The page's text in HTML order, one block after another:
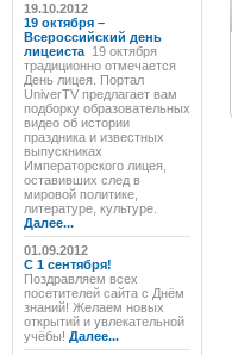
19.10.2012
19 октября –
Всероссийский день
лицеиста 19 октября
традиционно отмечается
День лицея. Портал
UniverTV предлагает вам
подборку образовательных
видео об истории
праздника и известных
выпускниках
Императорского лицея,
оставивших след в
мировой политике,
литературе, культуре.
Далее...
01.09.2012
C 1 сентября!
Поздравляем всех
посетителей сайта с Днём
знаний! Желаем новых
открытий и увлекательной
учёбы! Далее...